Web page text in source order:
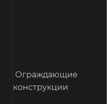
Ограждающие
конструкции